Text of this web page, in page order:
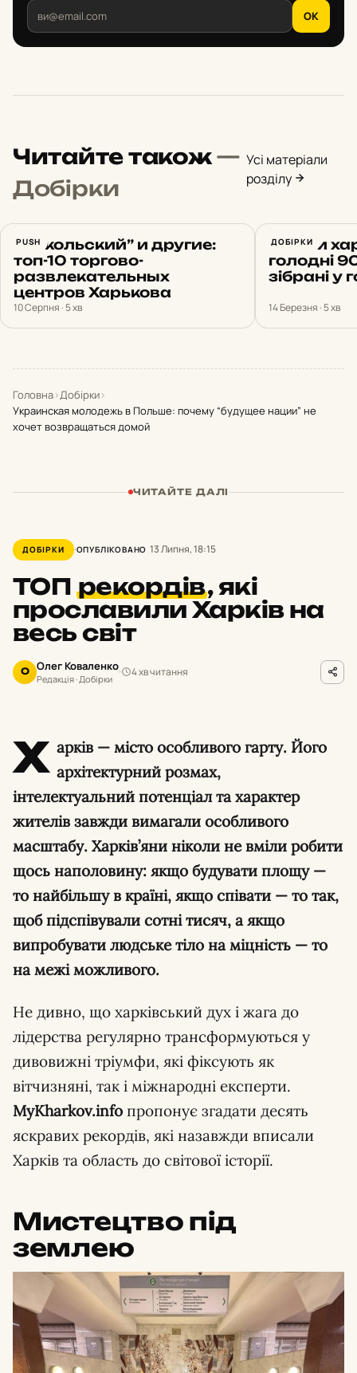
OK
Читайте також—
Добірки
Усі матеріали
розділу
PUSH
“Никольский” и другие:
топ-10 торгово-
развлекательных
центров Харькова
10 Серпня · 5 хв
ДОБІРКИ
Що їли
голодні
зібрані у
14 Березня · 5 хв
Головна›Добірки›
Украинская молодежь в Польше: почему “будущее нации” не
хочет возвращаться домой
ЧИТАЙТЕ ДАЛІ
ДОБІРКИ ОПУБЛІКОВАНО 13 Липня, 18:15
ТОП рекордів,які
прославили Харків на
весь світ
О Олег Коваленко
Редакція · Добірки
4 хв читання
Х арків — місто особливого гарту. Його
архітектурний розмах,
інтелектуальний потенціал та характер
жителів завжди вимагали особливого
масштабу. Харків’яни ніколи не вміли робити
щось наполовину: якщо будувати площу —
то найбільшу в країні, якщо співати — то так,
щоб підспівували сотні тисяч, а якщо
випробувати людське тіло на міцність — то
на межі можливого.
Не дивно, що харківський дух і жага до
лідерства регулярно трансформуються у
дивовижні тріумфи, які фіксують як
вітчизняні, так і міжнародні експерти.
MyKharkov.info пропонує згадати десять
яскравих рекордів, які назавжди вписали
Харків та область до світової історії.
Мистецтво під
землею